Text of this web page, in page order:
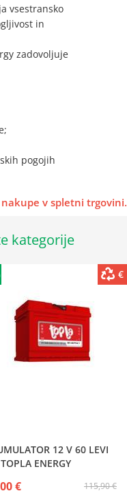
vsestransko
in
zadovoljuje
pogojih
v spletni trgovini.
kategorije
€
12 V 60 LEVI
ENERGY
115,90 €
€